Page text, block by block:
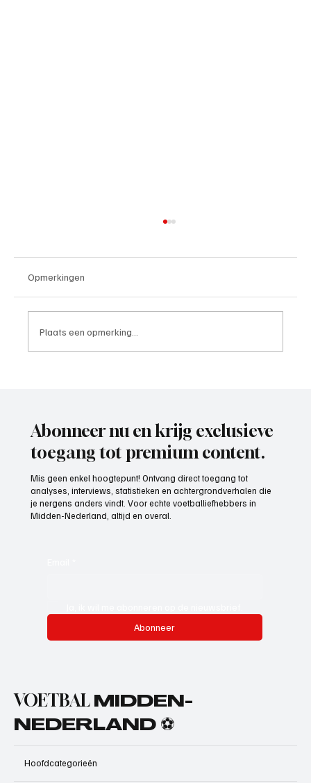
Opmerkingen
Plaats een opmerking...
Abonneer nu en krijg exclusieve
toegang tot premium content.
Mis geen enkel hoogtepunt! Ontvang direct toegang tot
analyses, interviews, statistieken en achtergrondverhalen die
je nergens anders vindt. Voor echte voetballiefhebbers in
Midden-Nederland, altijd en overal.
Abonneer
VOETBAL MIDDEN-
NEDERLAND ⚽
Hoofdcategorieën